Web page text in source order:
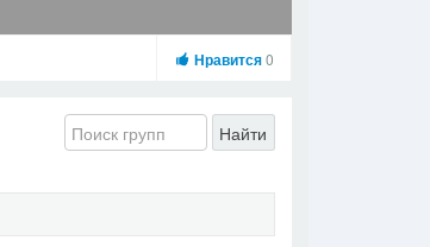
Нравится0
Найти